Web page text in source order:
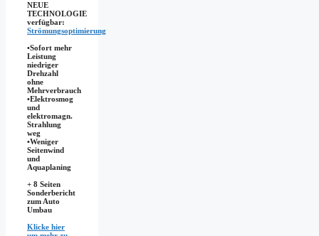
NEUE
TECHNOLOGIE
verfügbar:
Strömungsoptimierung
•Sofort mehr
Leistung
niedriger
Drehzahl
ohne
Mehrverbrauch
•Elektrosmog
und
elektromagn.
Strahlung
weg
•​Weniger
Seitenwind
und
Aquaplaning
+ 8 Seiten
Sonderbericht
zum Auto
Umbau
Klicke hier